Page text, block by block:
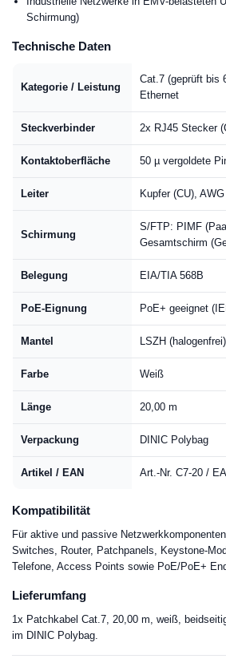
Schirmung)
Technische Daten
Kategorie / Leistung
Cat.7 (geprüft bis
Ethernet
Steckverbinder 2x RJ45 Stecker
Kontaktoberfläche 50 µ vergoldete
Leiter Kupfer (CU),
Schirmung
S/FTP: PIMF
Gesamtschirm
Belegung EIA/TIA 568B
PoE-Eignung PoE+ geeignet
Mantel LSZH (halogenfrei)
Farbe Weiß
Länge 20,00 m
Verpackung DINIC Polybag
Artikel / EAN Art.-Nr. C7-20 /
Kompatibilität
Für aktive und passive
Switches, Router, Patchpanels, Keystone-
Telefone, Access Points sowie PoE/PoE+
Lieferumfang
1x Patchkabel Cat.7, 20,00 m, weiß,
im DINIC Polybag.